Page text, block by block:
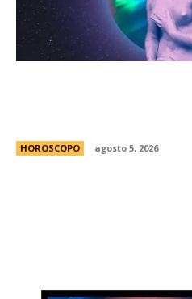
HOROSCOPO agosto 5, 2026